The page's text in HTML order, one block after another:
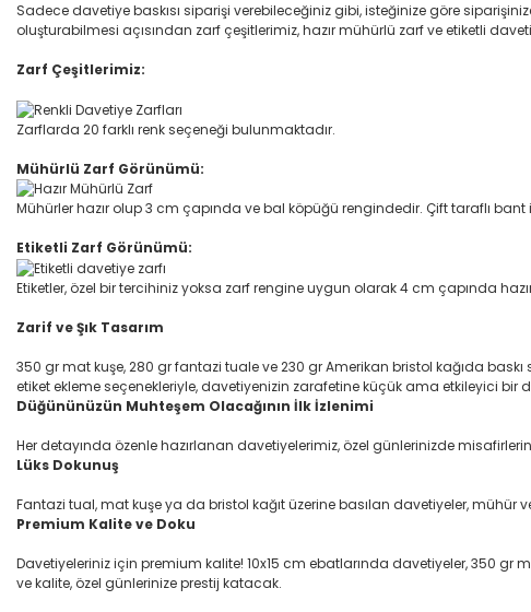
Sadece davetiye baskısı siparişi verebileceğiniz gibi, isteğinize göre
oluşturabilmesi açısından zarf çeşitlerimiz, hazır mühürlü zarf ve etiketli
Zarf Çeşitlerimiz:
Zarflarda 20 farklı renk seçeneği bulunmaktadır.
Mühürlü Zarf Görünümü:
Mühürler hazır olup 3 cm çapında ve bal köpüğü rengindedir. Çift taraflı
Etiketli Zarf Görünümü:
Etiketler, özel bir tercihiniz yoksa zarf rengine uygun olarak 4 cm çapında
Zarif ve Şık Tasarım
350 gr mat kuşe, 280 gr fantazi tuale ve 230 gr Amerikan bristol kağıda
etiket ekleme seçenekleriyle, davetiyenizin zarafetine küçük ama etkileyici bir
Düğününüzün Muhteşem Olacağının İlk İzlenimi
Her detayında özenle hazırlanan davetiyelerimiz, özel günlerinizde
Lüks Dokunuş
Fantazi tual, mat kuşe ya da bristol kağıt üzerine basılan davetiyeler, mühür
Premium Kalite ve Doku
Davetiyeleriniz için premium kalite! 10x15 cm ebatlarında davetiyeler, 350 gr
ve kalite, özel günlerinize prestij katacak.